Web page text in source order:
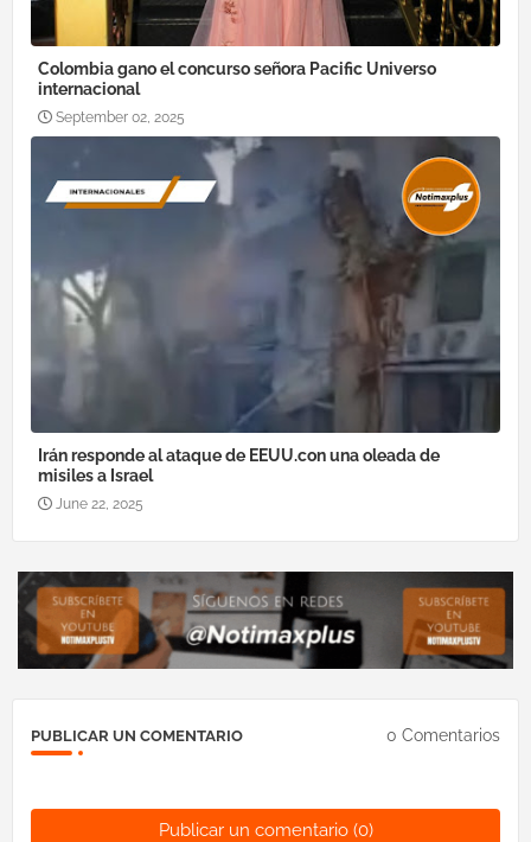
Colombia gano el concurso señora Pacific Universo
internacional
September 02, 2025
Irán responde al ataque de EEUU.con una oleada de
misiles a Israel
June 22, 2025
PUBLICAR UN COMENTARIO 0 Comentarios
Publicar un comentario (0)